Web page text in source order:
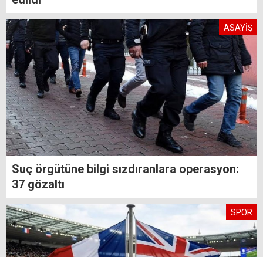
ASAYİŞ
Suç örgütüne bilgi sızdıranlara operasyon:
37 gözaltı
SPOR